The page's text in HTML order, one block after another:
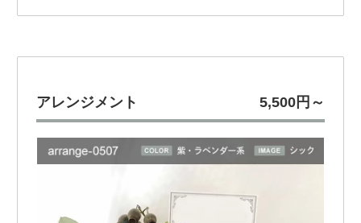
アレンジメント 5,500円～